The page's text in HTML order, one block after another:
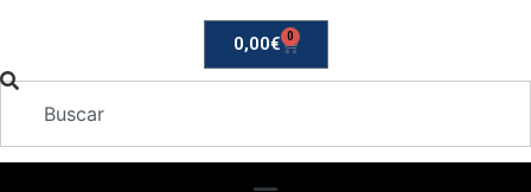
0,00€ 0